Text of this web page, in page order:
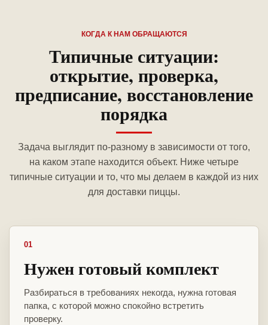
КОГДА К НАМ ОБРАЩАЮТСЯ
Типичные ситуации:
открытие, проверка,
предписание, восстановление
порядка
Задача выглядит по-разному в зависимости от того,
на каком этапе находится объект. Ниже четыре
типичные ситуации и то, что мы делаем в каждой из них
для доставки пиццы.
01
Нужен готовый комплект
Разбираться в требованиях некогда, нужна готовая
папка, с которой можно спокойно встретить
проверку.